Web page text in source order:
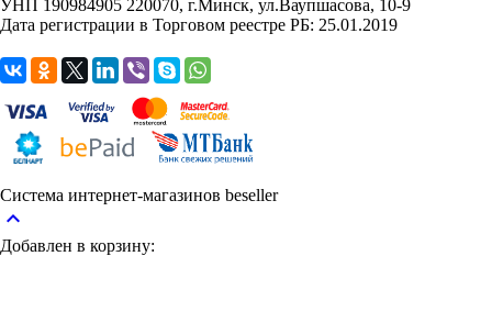
УНП 190984905 220070, г.Минск, ул.Ваупшасова, 10-9
Дата регистрации в Торговом реестре РБ: 25.01.2019
Система интернет-магазинов beseller
keyboard_arrow_up
Добавлен в корзину: